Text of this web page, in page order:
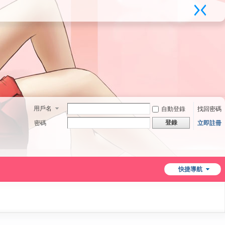
用戶名 自動登錄
找回密碼
密碼
登錄 立即註冊
快捷導航